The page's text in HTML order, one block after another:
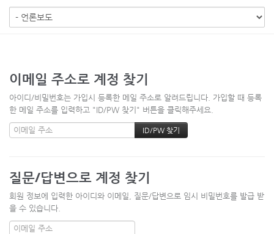
이메일 주소로 계정 찾기
아이디/비밀번호는 가입시 등록한 메일 주소로 알려드립니다. 가입할 때 등록
한 메일 주소를 입력하고 "ID/PW 찾기" 버튼을 클릭해주세요.
질문/답변으로 계정 찾기
회원 정보에 입력한 아이디와 이메일, 질문/답변으로 임시 비밀번호를 발급 받
을 수 있습니다.